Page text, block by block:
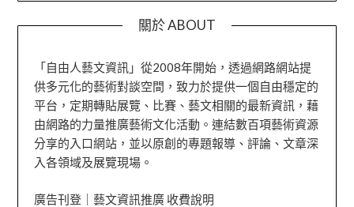
關於 ABOUT
「自由人藝文資訊」從2008年開始，透過網路網站提
供多元化的藝術對談空間，致力於提供一個自由穩定的
平台，定期轉貼展覽、比賽、藝文相關的最新資訊，藉
由網路的力量推廣藝術文化活動。連結數百項藝術資源
分享的入口網站，並以原創的專題報導、評論、文章深
入各領域及展覽現場。
廣告刊登｜藝文資訊推廣 收費說明